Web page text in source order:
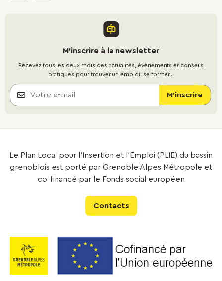
M'inscrire à la newsletter
Recevez tous les deux mois des actualités, évènements et conseils
pratiques pour trouver un emploi, se former...
Le Plan Local pour l’Insertion et l’Emploi (PLIE) du bassin
grenoblois est porté par Grenoble Alpes Métropole et
co-financé par le Fonds social européen
Contacts